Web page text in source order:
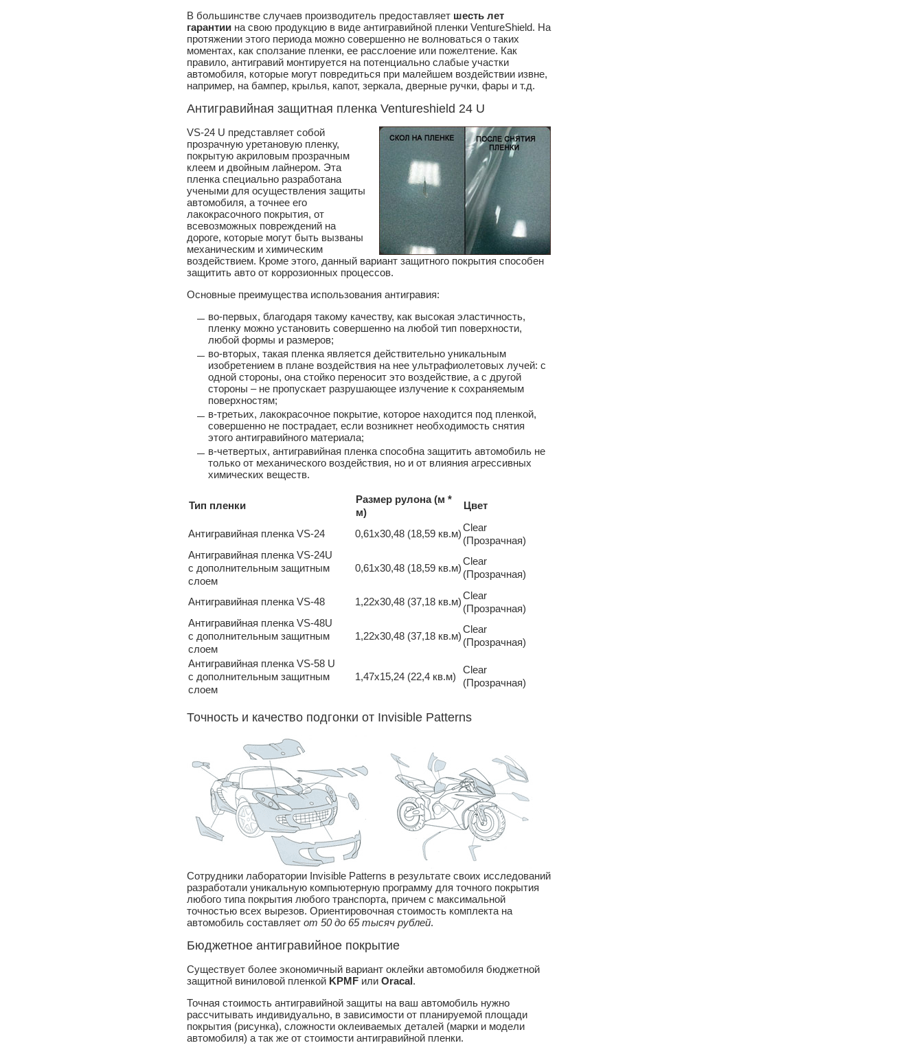
В большинстве случаев производитель предоставляет шесть лет
гарантии на свою продукцию в виде антигравийной пленки VentureShield. На
протяжении этого периода можно совершенно не волноваться о таких
моментах, как сползание пленки, ее расслоение или пожелтение. Как
правило, антигравий монтируется на потенциально слабые участки
автомобиля, которые могут повредиться при малейшем воздействии извне,
например, на бампер, крылья, капот, зеркала, дверные ручки, фары и т.д.
Антигравийная защитная пленка Ventureshield 24 U
VS-24 U представляет собой
прозрачную уретановую пленку,
покрытую акриловым прозрачным
клеем и двойным лайнером. Эта
пленка специально разработана
учеными для осуществления защиты
автомобиля, а точнее его
лакокрасочного покрытия, от
всевозможных повреждений на
дороге, которые могут быть вызваны
механическим и химическим
воздействием. Кроме этого, данный вариант защитного покрытия способен
защитить авто от коррозионных процессов.
Основные преимущества использования антигравия:
во-первых, благодаря такому качеству, как высокая эластичность,
пленку можно установить совершенно на любой тип поверхности,
любой формы и размеров;
во-вторых, такая пленка является действительно уникальным
изобретением в плане воздействия на нее ультрафиолетовых лучей: с
одной стороны, она стойко переносит это воздействие, а с другой
стороны – не пропускает разрушающее излучение к сохраняемым
поверхностям;
в-третьих, лакокрасочное покрытие, которое находится под пленкой,
совершенно не пострадает, если возникнет необходимость снятия
этого антигравийного материала;
в-четвертых, антигравийная пленка способна защитить автомобиль не
только от механического воздействия, но и от влияния агрессивных
химических веществ.
Тип пленки
Размер рулона (м *
м)
Цвет
Антигравийная пленка VS-24 0,61х30,48 (18,59 кв.м)
Clear
(Прозрачная)
Антигравийная пленка VS-24U
с дополнительным защитным
слоем
0,61х30,48 (18,59 кв.м)
Clear
(Прозрачная)
Антигравийная пленка VS-48 1,22х30,48 (37,18 кв.м)
Clear
(Прозрачная)
Антигравийная пленка VS-48U
с дополнительным защитным
слоем
1,22х30,48 (37,18 кв.м)
Clear
(Прозрачная)
Антигравийная пленка VS-58 U
с дополнительным защитным
слоем
1,47х15,24 (22,4 кв.м)
Clear
(Прозрачная)
Точность и качество подгонки от Invisible Patterns
Сотрудники лаборатории Invisible Patterns в результате своих исследований
разработали уникальную компьютерную программу для точного покрытия
любого типа покрытия любого транспорта, причем с максимальной
точностью всех вырезов. Ориентировочная стоимость комплекта на
автомобиль составляет от 50 до 65 тысяч рублей.
Бюджетное антигравийное покрытие
Существует более экономичный вариант оклейки автомобиля бюджетной
защитной виниловой пленкой KPMF или Oracal.
Точная стоимость антигравийной защиты на ваш автомобиль нужно
рассчитывать индивидуально, в зависимости от планируемой площади
покрытия (рисунка), сложности оклеиваемых деталей (марки и модели
автомобиля) а так же от стоимости антигравийной пленки.